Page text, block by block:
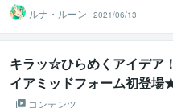
ルナ・ルーン
2021/06/13
キラッ☆ひらめくアイデア
イアミッドフォーム初登場
コンテンツ